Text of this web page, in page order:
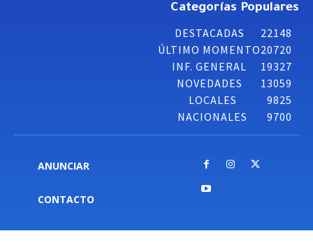
Categorías Populares
DESTACADAS
22148
ÚLTIMO MOMENTO20720
INF. GENERAL
19327
NOVEDADES
13059
LOCALES
9825
NACIONALES
9700
ANUNCIAR
CONTACTO